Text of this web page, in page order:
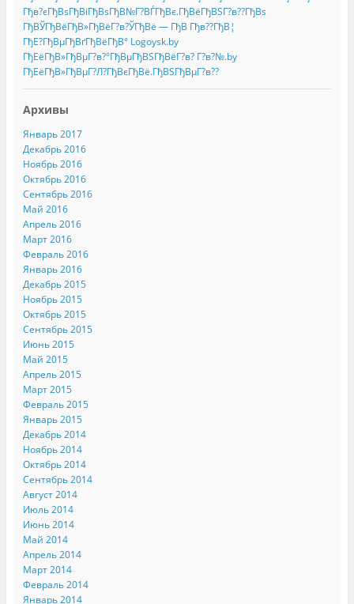
Гђв?єГђВѕГђВіГђВѕГђВ№Г?ВЃГђВє.ГђВёГђВЅГ?в??ГђВѕ
ГђВЎГђВёГђВ»ГђВёГ?в?ЎГђВё — ГђВ Гђв??ГђВ¦
ГђЕ?ГђВµГђВґГђВёГђВ° Logoysk.by
ГђЕёГђВ»ГђВµГ?в?°ГђВµГђВЅГђВёГ?в? Г?в?№.by
ГђЕёГђВ»ГђВµГ?Л?ГђВєГђВё.ГђВЅГђВµГ?в??
Архивы
Январь 2017
Декабрь 2016
Ноябрь 2016
Октябрь 2016
Сентябрь 2016
Май 2016
Апрель 2016
Март 2016
Февраль 2016
Январь 2016
Декабрь 2015
Ноябрь 2015
Октябрь 2015
Сентябрь 2015
Июнь 2015
Май 2015
Апрель 2015
Март 2015
Февраль 2015
Январь 2015
Декабрь 2014
Ноябрь 2014
Октябрь 2014
Сентябрь 2014
Август 2014
Июль 2014
Июнь 2014
Май 2014
Апрель 2014
Март 2014
Февраль 2014
Январь 2014